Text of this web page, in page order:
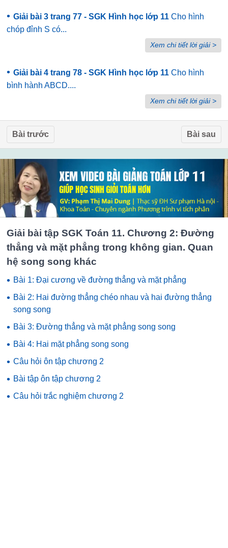
• Giải bài 3 trang 77 - SGK Hình học lớp 11 Cho hình
chóp đỉnh S có...
Xem chi tiết lời giải >
• Giải bài 4 trang 78 - SGK Hình học lớp 11 Cho hình
bình hành ABCD....
Xem chi tiết lời giải >
Bài trước Bài sau
Giải bài tập SGK Toán 11. Chương 2: Đường
thẳng và mặt phẳng trong không gian. Quan
hệ song song khác
• Bài 1: Đại cương về đường thẳng và mặt phẳng
• Bài 2: Hai đường thẳng chéo nhau và hai đường thẳng
song song
• Bài 3: Đường thẳng và mặt phẳng song song
• Bài 4: Hai mặt phẳng song song
• Câu hỏi ôn tập chương 2
• Bài tập ôn tập chương 2
• Câu hỏi trắc nghiệm chương 2